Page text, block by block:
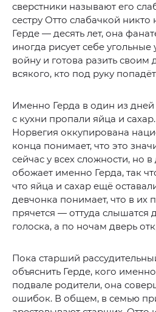
сверстники называют его
сестру Отто слабачкой никто
Герде — десять лет, она
иногда рисует себе угольные
войну и готова разить
всякого, кто под руку
Именно Герда в один из
с кухни пропали яйца и
Норвегия оккупирована
конца понимает, что это
сейчас у всех сложности, но
обожает именно Герда, так
что яйца и сахар ещё
девчонка понимает, что в их
прячется — оттуда слышатся
голоска, а по ночам дверь
Пока старший
объяснить Герде, кого
подвале родители, она
ошибок. В общем, в семью